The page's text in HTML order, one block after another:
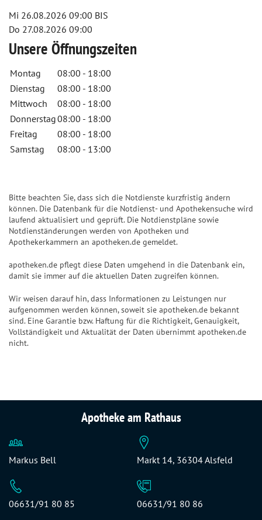
Mi 26.08.2026 09:00 BIS
Do 27.08.2026 09:00
Unsere Öffnungszeiten
Montag
08:00 - 18:00
Dienstag
08:00 - 18:00
Mittwoch
08:00 - 18:00
Donnerstag08:00 - 18:00
Freitag
08:00 - 18:00
Samstag
08:00 - 13:00
Bitte beachten Sie, dass sich die Notdienste kurzfristig ändern
können. Die Datenbank für die Notdienst- und Apothekensuche wird
laufend aktualisiert und geprüft. Die Notdienstpläne sowie
Notdienständerungen werden von Apotheken und
Apothekerkammern an apotheken.de gemeldet.
apotheken.de pflegt diese Daten umgehend in die Datenbank ein,
damit sie immer auf die aktuellen Daten zugreifen können.
Wir weisen darauf hin, dass Informationen zu Leistungen nur
aufgenommen werden können, soweit sie apotheken.de bekannt
sind. Eine Garantie bzw. Haftung für die Richtigkeit, Genauigkeit,
Vollständigkeit und Aktualität der Daten übernimmt apotheken.de
nicht.
Apotheke am Rathaus
Markus Bell Markt 14, 36304 Alsfeld
06631/91 80 85 06631/91 80 86